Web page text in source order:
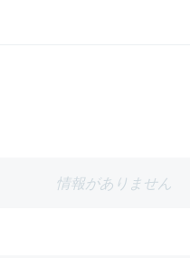
情報がありません